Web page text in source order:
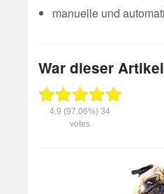
manuelle und
War dieser
4.9 (97.06%) 34
votes